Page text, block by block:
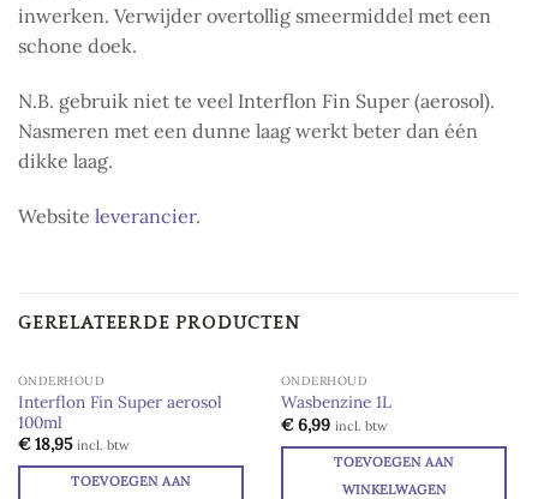
inwerken. Verwijder overtollig smeermiddel met een
schone doek.
N.B. gebruik niet te veel Interflon Fin Super (aerosol).
Nasmeren met een dunne laag werkt beter dan één
dikke laag.
Website leverancier.
GERELATEERDE PRODUCTEN
ONDERHOUD
Interflon Fin Super aerosol
100ml
€18,95 incl. btw
TOEVOEGEN AAN
ONDERHOUD
Wasbenzine 1L
€6,99 incl. btw
TOEVOEGEN AAN
WINKELWAGEN